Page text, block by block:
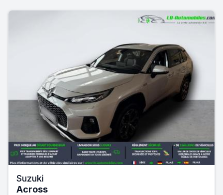
Suzuki
Across